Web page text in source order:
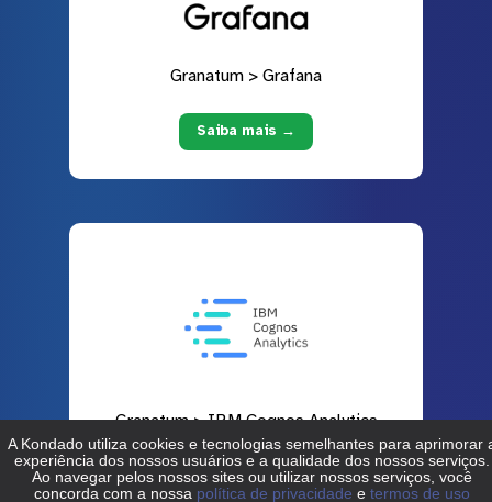
Granatum > Grafana
Saiba mais →
Granatum > IBM Cognos Analytics
Saiba mais →